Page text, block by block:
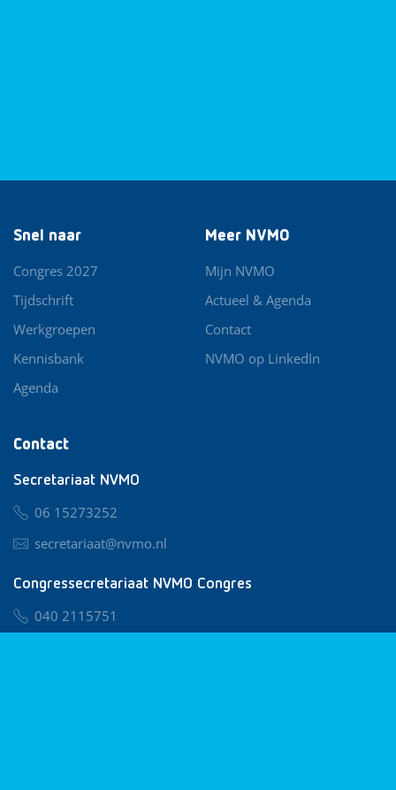
Contact
Secretariaat NVMO
06 15273252
secretariaat@nvmo.nl
Congressecretariaat NVMO Congres
040 2115751
Snel naar
Congres 2027
Tijdschrift
Werkgroepen
Kennisbank
Agenda
Meer NVMO
Mijn NVMO
Actueel & Agenda
Contact
NVMO op LinkedIn